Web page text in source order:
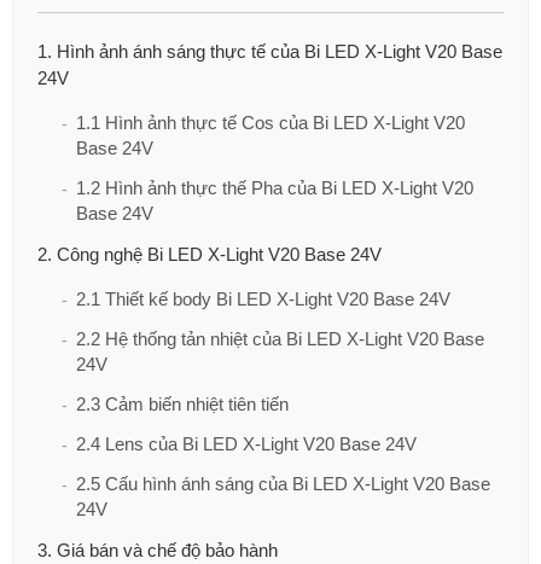
1. Hình ảnh ánh sáng thực tế của Bi LED X-Light V20 Base
24V
1.1 Hình ảnh thực tế Cos của Bi LED X-Light V20
Base 24V
1.2 Hình ảnh thực thế Pha của Bi LED X-Light V20
Base 24V
2. Công nghệ Bi LED X-Light V20 Base 24V
2.1 Thiết kế body Bi LED X-Light V20 Base 24V
2.2 Hệ thống tản nhiệt của Bi LED X-Light V20 Base
24V
2.3 Cảm biến nhiệt tiên tiến
2.4 Lens của Bi LED X-Light V20 Base 24V
2.5 Cấu hình ánh sáng của Bi LED X-Light V20 Base
24V
3. Giá bán và chế độ bảo hành